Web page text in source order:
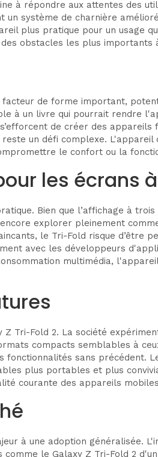
à répondre aux attentes des
système de charnière
plus pratique pour un usage
obstacles les plus importants
de forme important,
à un livre qui pourrait rendre
de créer des
un défi complexe.
le confort ou la
les écrans
Bien que l’affichage à
explorer pleinement
le Tri-Fold risque d’être
avec les développeurs
multimédia,
Tri-Fold 2. La société
compacts semblables à
sans précédent.
plus portables et plus
courante des appareils
à une adoption généralisée.
le Galaxy Z Tri-Fold 2